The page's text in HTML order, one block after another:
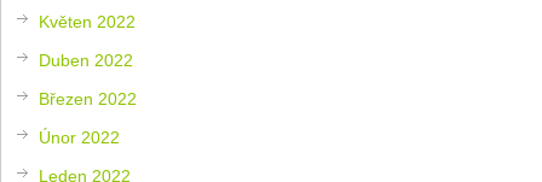
Květen 2022
Duben 2022
Březen 2022
Únor 2022
Leden 2022